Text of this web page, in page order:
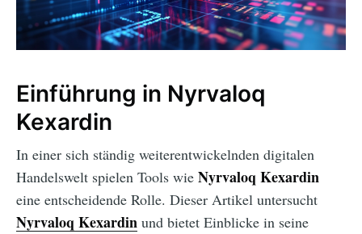
Einführung in Nyrvaloq
Kexardin
In einer sich ständig weiterentwickelnden digitalen
Handelswelt spielen Tools wie Nyrvaloq Kexardin
eine entscheidende Rolle. Dieser Artikel untersucht
Nyrvaloq Kexardin und bietet Einblicke in seine